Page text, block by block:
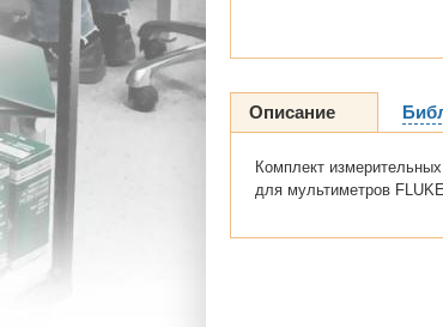
Описание
Комплект
для мультиметров